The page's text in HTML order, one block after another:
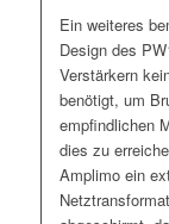
Ein weiteres
Design des
Verstärkern
benötigt, um
empfindlichen
dies zu
Amplimo ein